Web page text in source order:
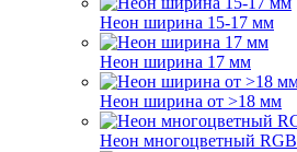
Неон ширина 15-17 мм
Неон ширина 17 мм
Неон ширина от >18 мм
Неон многоцветный RGB